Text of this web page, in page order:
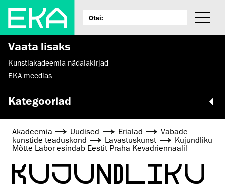
Vaata lisaks
Kunstiakadeemia nädalakirjad
EKA meedias
Kategooriad
Akadeemia Uudised Erialad
Vabade
kunstide teaduskond
Lavastuskunst
Kujundliku
Mõtte Labor esindab Eestit Praha Kevadriennaalil
KUJUNDLIKU